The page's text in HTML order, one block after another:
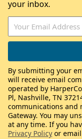
your inbox.
By submitting your
will receive email
operated by
Pl, Nashville, TN
communications and
Gateway. You may
at any time. If you
Privacy Policy or